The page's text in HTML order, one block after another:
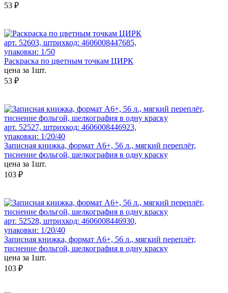
53 ₽
арт. 52603, штрихкод: 4606008447685,
упаковки: 1/50
Раскраска по цветным точкам ЦИРК
цена за 1шт.
53 ₽
арт. 52527, штрихкод: 4606008446923,
упаковки: 1/20/40
Записная книжка, формат А6+, 56 л., мягкий переплёт,
тиснение фольгой, шелкография в одну краску
цена за 1шт.
103 ₽
арт. 52528, штрихкод: 4606008446930,
упаковки: 1/20/40
Записная книжка, формат А6+, 56 л., мягкий переплёт,
тиснение фольгой, шелкография в одну краску
цена за 1шт.
103 ₽